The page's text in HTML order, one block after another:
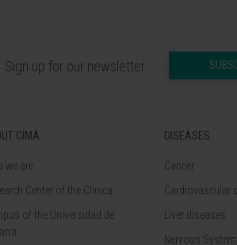
Sign up for our newsletter
CIMA
we are
Center of the Clinica
of the Universidad de
DISEASES
Cancer
Cardiovascular
Liver diseases
Nervous